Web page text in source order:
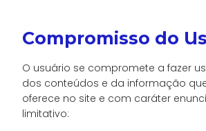
Compromisso do
O usuário se compromete a fazer
dos conteúdos e da informação
oferece no site e com caráter
limitativo: